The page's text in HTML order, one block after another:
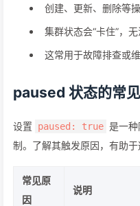
创建、更新、删除等
集群状态会“卡住”，
这常用于故障排查或
paused 状态的常
设置 paused: true 是一
制。了解其触发原因，有助于
常见原
因
说明